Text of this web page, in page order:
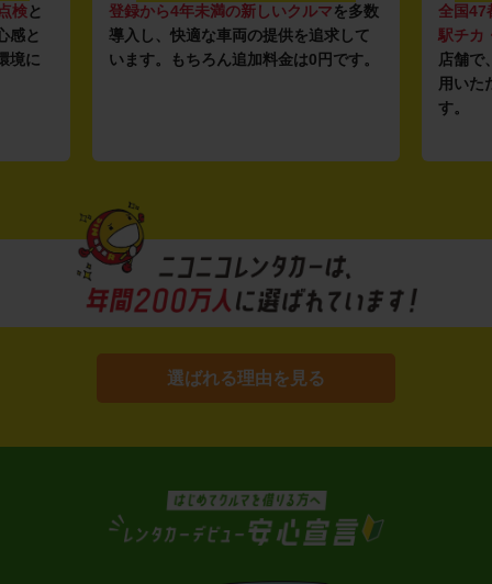
検と
感と
境に
登録から4年未満の新しいクルマを多数
導入し、快適な車両の提供を追求して
います。もちろん追加料金は0円です。
全国47
駅チカ
店舗で
用いた
す。
選ばれる理由を見る